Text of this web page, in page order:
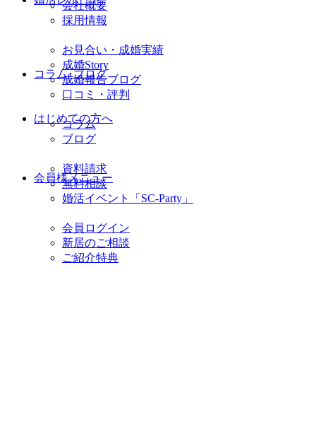
会社概要
採用情報
お見合い・成婚実績
成婚Story
成婚報告ブログ
口コミ・評判
コラム･ブログ
コラム
ブログ
はじめての方へ
資料請求
無料相談
婚活イベント「SC-Party」
会員様メニュー
会員ログイン
新居のご相談
ご紹介特典